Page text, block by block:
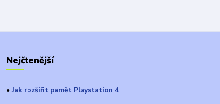
Nejčtenější
● Jak rozšířit pamět Playstation 4